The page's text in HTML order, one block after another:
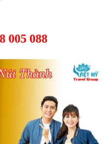
005 088